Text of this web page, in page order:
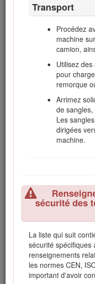
Transport
Procédez
machine
camion,
Utilisez
pour
remorque
Arrimez
de
Les
dirigées
machine.
sécurité des
La liste qui suit
sécurité spécifiques
renseignements
les normes CEN,
important d'avoir
N'utilisez pas
l'alcool, de
La foudre
ou
que vous
n'utilisez
l'abri.
Procédez
machine
ainsi que
Soyez
sans
d'autres
Entretien et
Gardez tous
toujours bien
sûre de la
S'il reste du
remisez pas
les vapeurs
flamme nue